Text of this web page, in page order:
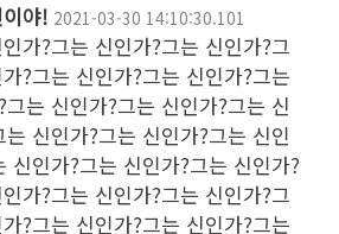
야! 2021-03-30 14:10:30.101
가?그는 신인가?그는 신인가?그
?그는 신인가?그는 신인가?그는
그는 신인가?그는 신인가?그는 신
는 신인가?그는 신인가?그는 신인
신인가?그는 신인가?그는 신인가?
가?그는 신인가?그는 신인가?그
?그는 신인가?그는 신인가?그는